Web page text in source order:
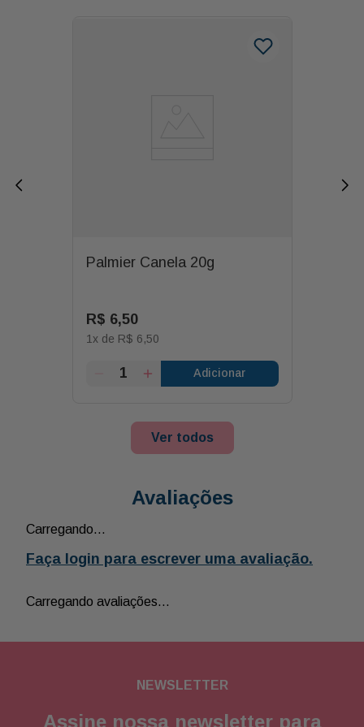
Palmier Canela 20g
R$ 6,50
1x de R$ 6,50
Adicionar
Ver todos
Avaliações
Carregando…
Faça login para escrever uma avaliação.
Carregando avaliações…
NEWSLETTER
Assine nossa newsletter para